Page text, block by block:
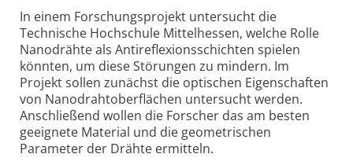
In einem Forschungs­projekt untersucht die
Technische Hochschule Mittelhessen, welche Rolle
Nanodrähte als Anti­reflexions­schichten spielen
könnten, um diese Störungen zu mindern. Im
Projekt sollen zunächst die optischen Eigenschaften
von Nano­draht­oberflächen untersucht werden.
Anschließend wollen die Forscher das am besten
geeignete Material und die geometrischen
Parameter der Drähte ermitteln.